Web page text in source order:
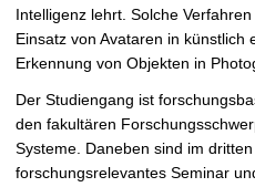
Intelligenz lehrt. Solche
Einsatz von Avataren in künstlich
Erkennung von Objekten in
Der Studiengang ist
den fakultären
Systeme. Daneben sind im
forschungsrelevantes Seminar